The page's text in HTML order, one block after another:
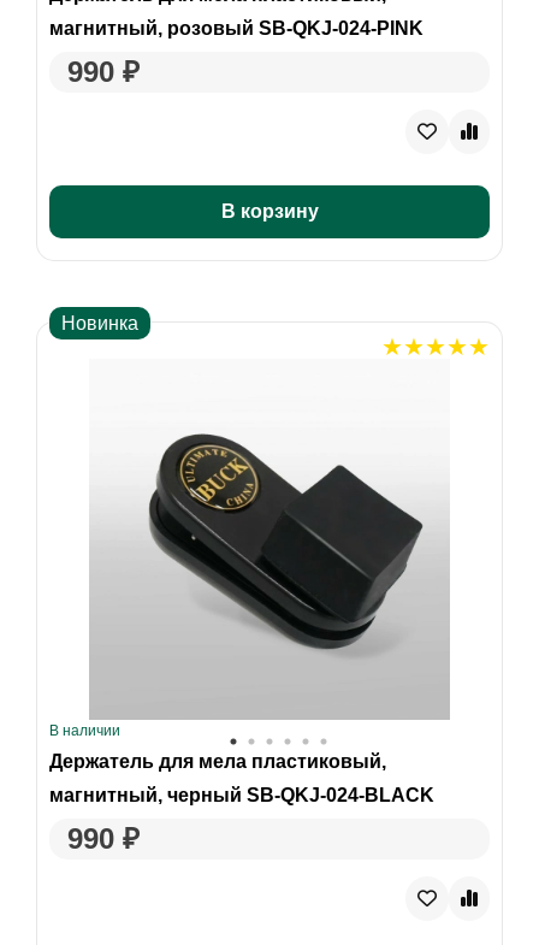
магнитный, розовый SB-QKJ-024-PINK
990 ₽
В корзину
Новинка
В наличии
Держатель для мела пластиковый,
магнитный, черный SB-QKJ-024-BLACK
990 ₽